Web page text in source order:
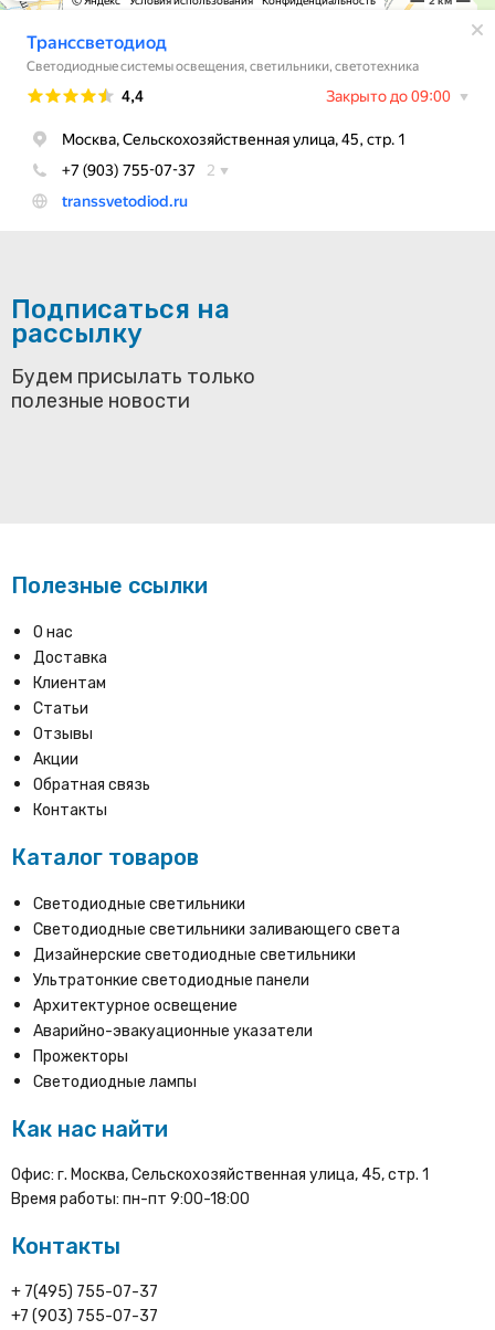
Подписаться на
рассылку
Будем присылать только
полезные новости
Полезные ссылки
О нас
Доставка
Клиентам
Статьи
Отзывы
Акции
Обратная связь
Контакты
Каталог товаров
Светодиодные светильники
Светодиодные светильники заливающего света
Дизайнерские светодиодные светильники
Ультратонкие светодиодные панели
Архитектурное освещение
Аварийно-эвакуационные указатели
Прожекторы
Светодиодные лампы
Как нас найти
Офис: г. Москва, Сельскохозяйственная улица, 45, стр. 1
Время работы: пн-пт 9:00-18:00
Контакты
+ 7(495) 755-07-37
+7 (903) 755-07-37